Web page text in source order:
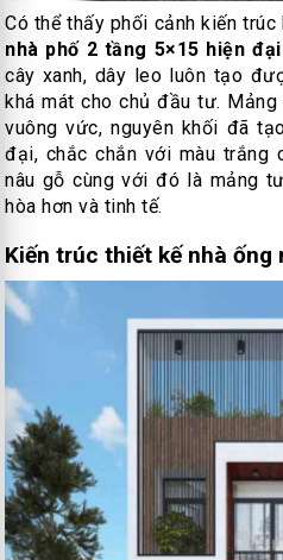
Có thể thấy phối cảnh kiến
nhà phố 2 tầng 5×15 hiện đại
cây xanh, dây leo luôn tạo
khá mát cho chủ đầu tư.
vuông vức, nguyên khối đã
đại, chắc chắn với màu trắng
nâu gỗ cùng với đó là mảng
hòa hơn và tinh tế.
Kiến trúc thiết kế nhà ống